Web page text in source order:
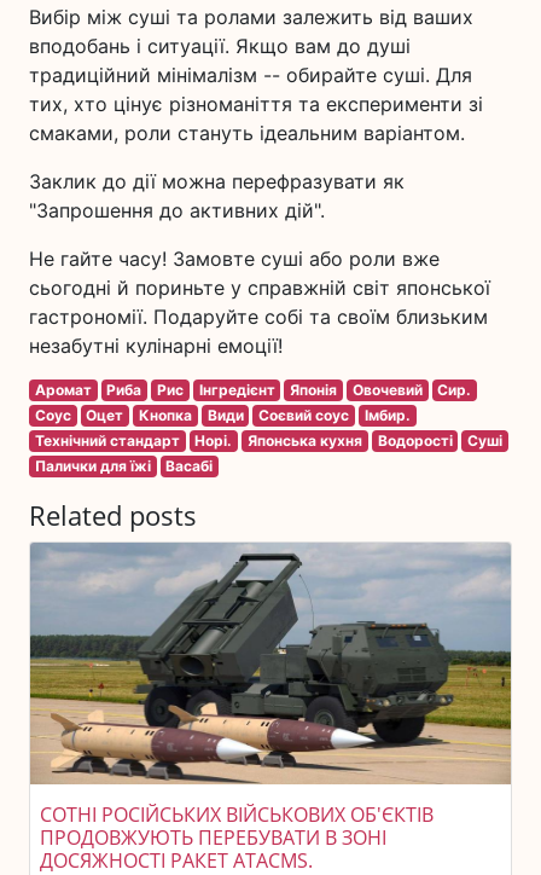
Вибір між суші та ролами залежить від ваших
вподобань і ситуації. Якщо вам до душі
традиційний мінімалізм -- обирайте суші. Для
тих, хто цінує різноманіття та експерименти зі
смаками, роли стануть ідеальним варіантом.
Заклик до дії можна перефразувати як
"Запрошення до активних дій".
Не гайте часу! Замовте суші або роли вже
сьогодні й пориньте у справжній світ японської
гастрономії. Подаруйте собі та своїм близьким
незабутні кулінарні емоції!
Аромат Риба Рис Інгредієнт Японія Овочевий
Сир.
Соус
Оцет Кнопка Види Соєвий соус
Імбир.
Технічний стандарт
Норі. Японська кухня Водорості
Суші
Палички для їжі
Васабі
Related posts
СОТНІ РОСІЙСЬКИХ ВІЙСЬКОВИХ ОБ'ЄКТІВ
ПРОДОВЖУЮТЬ ПЕРЕБУВАТИ В ЗОНІ
ДОСЯЖНОСТІ РАКЕТ ATACMS.